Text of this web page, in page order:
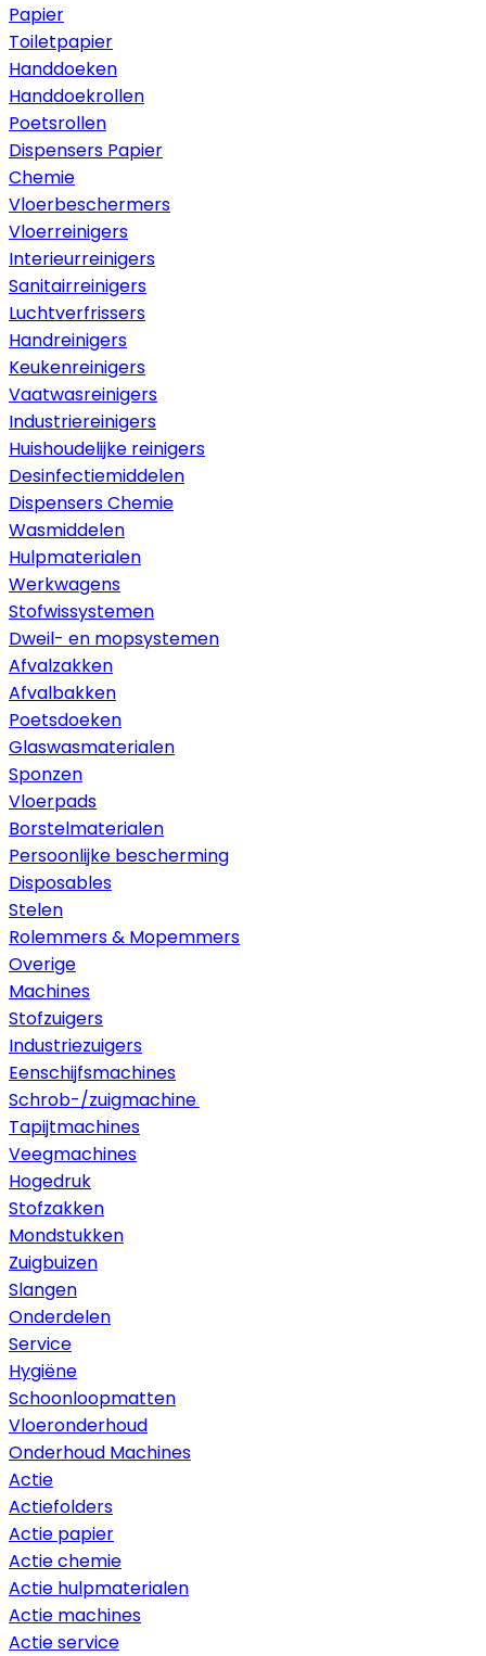
Papier
Toiletpapier
Handdoeken
Handdoekrollen
Poetsrollen
Dispensers Papier
Chemie
Vloerbeschermers
Vloerreinigers
Interieurreinigers
Sanitairreinigers
Luchtverfrissers
Handreinigers
Keukenreinigers
Vaatwasreinigers
Industriereinigers
Huishoudelijke reinigers
Desinfectiemiddelen
Dispensers Chemie
Wasmiddelen
Hulpmaterialen
Werkwagens
Stofwissystemen
Dweil- en mopsystemen
Afvalzakken
Afvalbakken
Poetsdoeken
Glaswasmaterialen
Sponzen
Vloerpads
Borstelmaterialen
Persoonlijke bescherming
Disposables
Stelen
Rolemmers & Mopemmers
Overige
Machines
Stofzuigers
Industriezuigers
Eenschijfsmachines
Schrob-/zuigmachines
Tapijtmachines
Veegmachines
Hogedruk
Stofzakken
Mondstukken
Zuigbuizen
Slangen
Onderdelen
Service
Hygiëne
Schoonloopmatten
Vloeronderhoud
Onderhoud Machines
Actie
Actiefolders
Actie papier
Actie chemie
Actie hulpmaterialen
Actie machines
Actie service